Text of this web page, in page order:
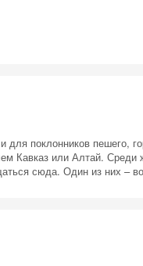
поклонников пешего,
Кавказ или Алтай.
сюда. Один из них –
промокод на